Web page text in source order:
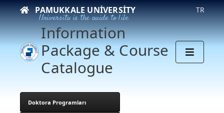
PAMUKKALE UNIVERSITY
University is the guide to life
TR
Information
Package & Course
Catalogue
Doktora Programları